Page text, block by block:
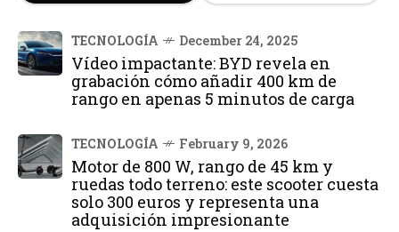
TECNOLOGÍA December 24, 2025
Vídeo impactante: BYD revela en
grabación cómo añadir 400 km de
rango en apenas 5 minutos de carga
TECNOLOGÍA February 9, 2026
Motor de 800 W, rango de 45 km y
ruedas todo terreno: este scooter cuesta
solo 300 euros y representa una
adquisición impresionante